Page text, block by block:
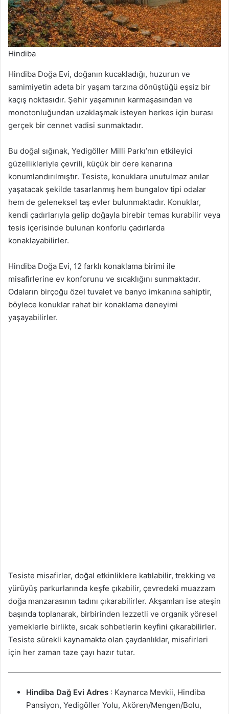
Hindiba
Hindiba Doğa Evi, doğanın kucakladığı, huzurun ve
samimiyetin adeta bir yaşam tarzına dönüştüğü eşsiz bir
kaçış noktasıdır. Şehir yaşamının karmaşasından ve
monotonluğundan uzaklaşmak isteyen herkes için burası
gerçek bir cennet vadisi sunmaktadır.
Bu doğal sığınak, Yedigöller Milli Parkı’nın etkileyici
güzellikleriyle çevrili, küçük bir dere kenarına
konumlandırılmıştır. Tesiste, konuklara unutulmaz anılar
yaşatacak şekilde tasarlanmış hem bungalov tipi odalar
hem de geleneksel taş evler bulunmaktadır. Konuklar,
kendi çadırlarıyla gelip doğayla birebir temas kurabilir veya
tesis içerisinde bulunan konforlu çadırlarda
konaklayabilirler.
Hindiba Doğa Evi, 12 farklı konaklama birimi ile
misafirlerine ev konforunu ve sıcaklığını sunmaktadır.
Odaların birçoğu özel tuvalet ve banyo imkanına sahiptir,
böylece konuklar rahat bir konaklama deneyimi
yaşayabilirler.
Tesiste misafirler, doğal etkinliklere katılabilir, trekking ve
yürüyüş parkurlarında keşfe çıkabilir, çevredeki muazzam
doğa manzarasının tadını çıkarabilirler. Akşamları ise ateşin
başında toplanarak, birbirinden lezzetli ve organik yöresel
yemeklerle birlikte, sıcak sohbetlerin keyfini çıkarabilirler.
Tesiste sürekli kaynamakta olan çaydanlıklar, misafirleri
için her zaman taze çayı hazır tutar.
Hindiba Dağ Evi Adres : Kaynarca Mevkii, Hindiba
Pansiyon, Yedigöller Yolu, Akören/Mengen/Bolu,